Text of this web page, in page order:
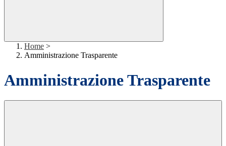
Home >
Amministrazione Trasparente
Amministrazione Trasparente